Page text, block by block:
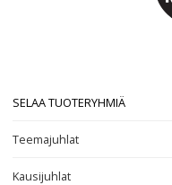
SELAA TUOTERYHMIÄ
Teemajuhlat
Kausijuhlat